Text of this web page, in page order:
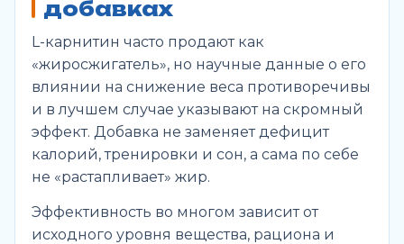
добавках
L-карнитин часто продают как
«жиросжигатель», но научные данные о его
влиянии на снижение веса противоречивы
и в лучшем случае указывают на скромный
эффект. Добавка не заменяет дефицит
калорий, тренировки и сон, а сама по себе
не «растапливает» жир.
Эффективность во многом зависит от
исходного уровня вещества, рациона и